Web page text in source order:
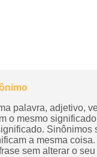
palavra, adjetivo,
o mesmo
Sinônimos
a mesma coisa.
sem alterar o